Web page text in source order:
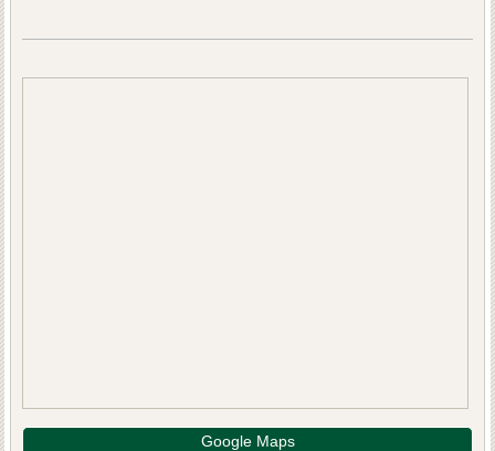
Google Maps